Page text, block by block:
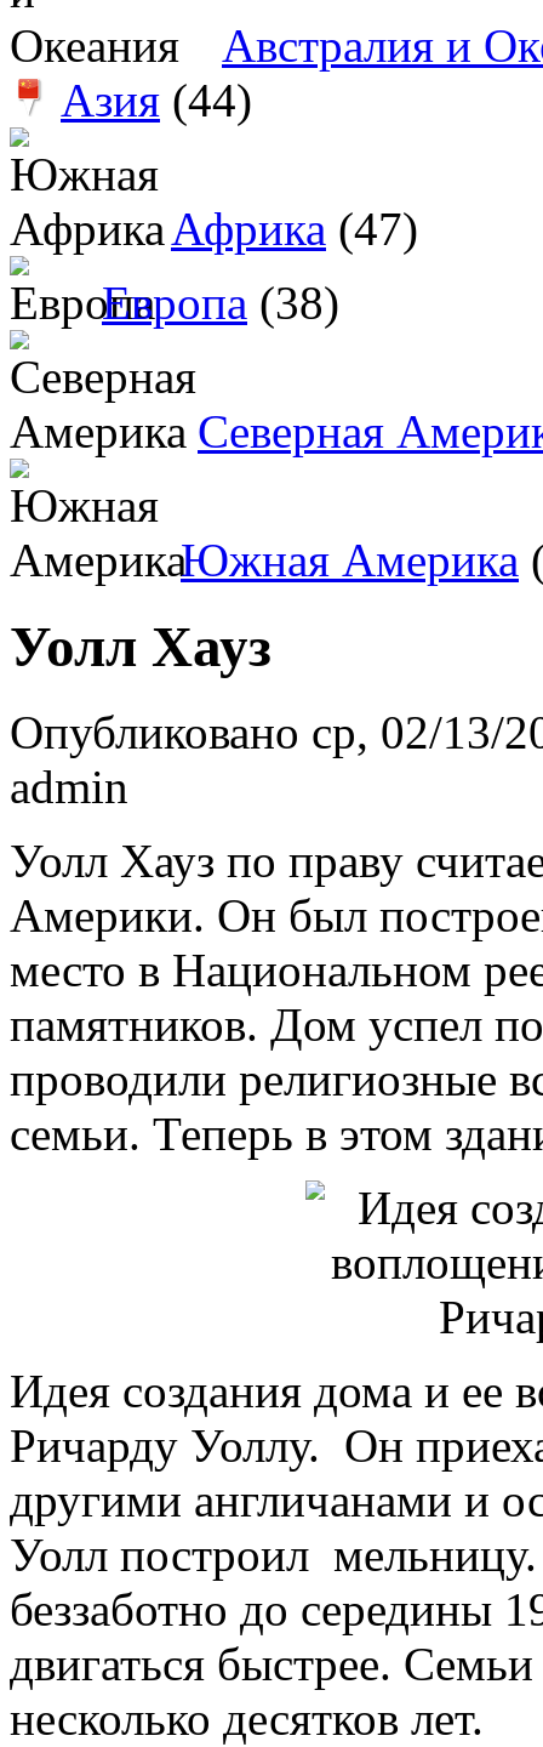
Австралия и
Азия (44)
Африка (47)
Европа (38)
Северная
Южная Америка
Уолл Хауз
Опубликовано ср, 02/13/
admin
Уолл Хауз по праву
Америки. Он был
место в Национальном
памятников. Дом успел
проводили религиозные
семьи. Теперь в этом
Идея создания дома и ее
Ричарду Уоллу. Он
другими англичанами и
Уолл построил
беззаботно до середины
двигаться быстрее.
несколько десятков лет.